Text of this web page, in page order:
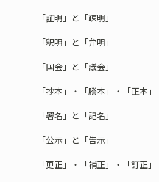
「証明」と「疎明」
「釈明」と「弁明」
「国会」と「議会」
「抄本」・「謄本」・「正本」
「署名」と「記名」
「公示」と「告示」
「更正」・「補正」・「訂正」